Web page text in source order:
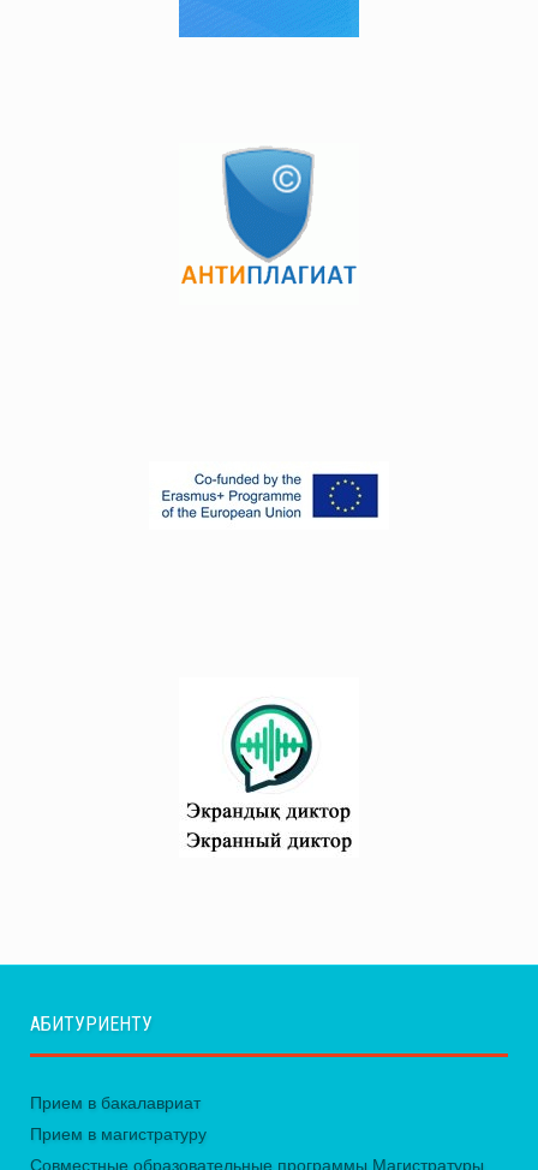
АБИТУРИЕНТУ
Прием в бакалавриат
Прием в магистратуру
Совместные образовательные программы Магистратуры